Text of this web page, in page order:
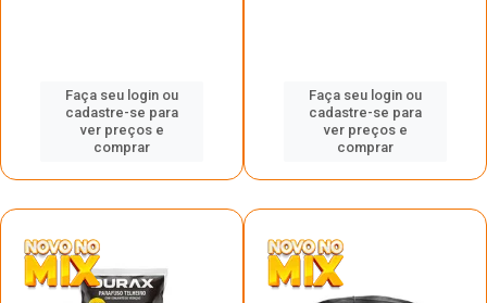
Faça seu login ou
cadastre-se para
ver preços e
comprar
Faça seu login ou
cadastre-se para
ver preços e
comprar